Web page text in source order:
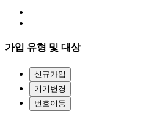
가입 유형 및 대상
신규가입
기기변경
번호이동